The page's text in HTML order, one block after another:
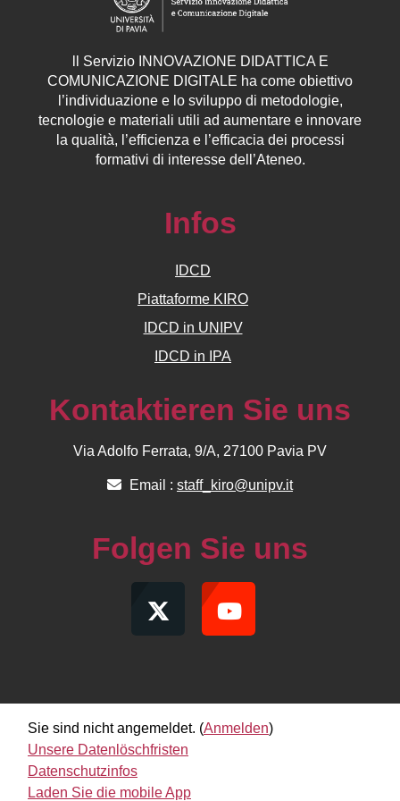
Servizio INNOVAZIONE DIDATTICA E
COMUNICAZIONE DIGITALE ha come obiettivo
l’individuazione e lo sviluppo di metodologie,
tecnologie e materiali utili ad aumentare e innovare
la qualità, l’efficienza e l’efficacia dei processi
formativi di interesse dell’Ateneo.
Infos
IDCD
Piattaforme KIRO
IDCD in UNIPV
IDCD in IPA
Kontaktieren Sie uns
Via Adolfo Ferrata, 9/A, 27100 Pavia PV
Email : staff_kiro@unipv.it
Folgen Sie uns
Sie sind nicht angemeldet. (Anmelden)
Unsere Datenlöschfristen
Datenschutzinfos
Laden Sie die mobile App